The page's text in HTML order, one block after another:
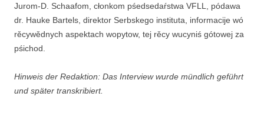
Jurom-D. Schaafom, cłonkom pśedsedaŕstwa VFLL, pódawa
dr. Hauke Bartels, direktor Serbskego instituta, informacije wó
rěcywědnych aspektach wopytow, tej rěcy wucyniś gótowej za
pśichod.
Hinweis der Redaktion: Das Interview wurde mündlich geführt
und später transkribiert.